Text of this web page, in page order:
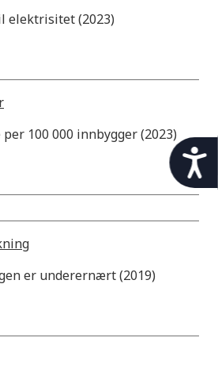
t
l
j
g
elektrisitet (2023)
100 000 innbygger (2023)
er underernært (2019)